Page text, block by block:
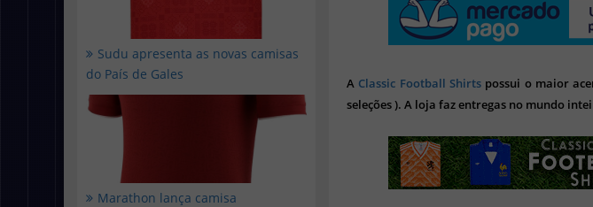
Sudu apresenta as novas camisas
do País de Gales
Marathon lança camisa
A Classic Football Shirts possui o maior
seleções ). A loja faz entregas no mundo